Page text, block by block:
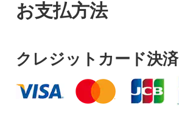
お支払方法
クレジットカード決済